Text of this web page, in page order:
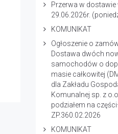
Przerwa w dostawie
29.06.2026r.
KOMUNIKAT
Ogłoszenie o
Dostawa dwóch
samochodów o
masie całkowitej
dla Zakładu
Komunalnej sp. z
podziałem na
ZP.360.02.2026
KOMUNIKAT